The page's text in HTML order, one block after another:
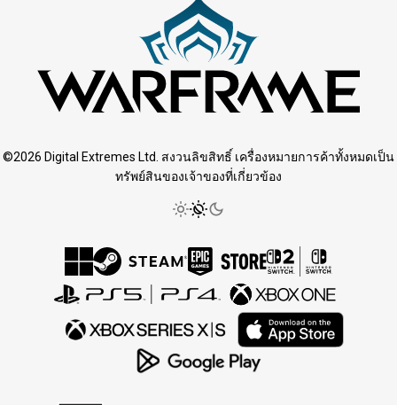
©2026 Digital Extremes Ltd. สงวนลิขสิทธิ์ เครื่องหมายการค้าทั้งหมดเป็น
ทรัพย์สินของเจ้าของที่เกี่ยวข้อง